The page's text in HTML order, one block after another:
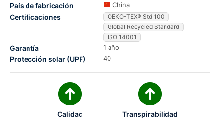
País de fabricación China
Certificaciones
OEKO-TEX® Std 100
Global Recycled Standard
ISO 14001
Garantía 1 año
Protección solar (UPF) 40
Calidad Transpirabilidad